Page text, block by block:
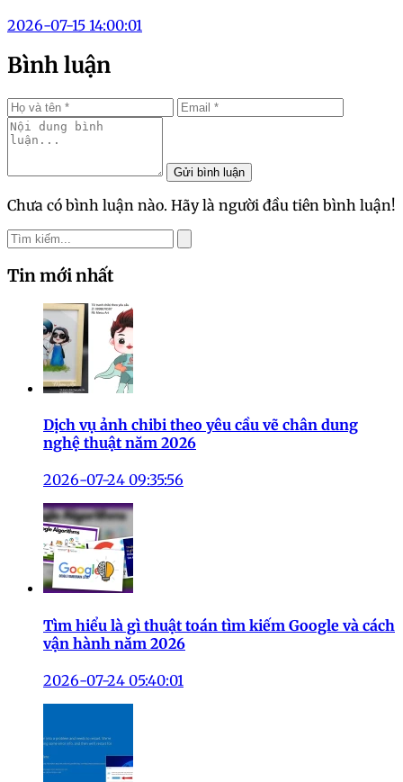
2026-07-15 14:00:01
Bình luận
Gửi bình luận
Chưa có bình luận nào. Hãy là người đầu tiên bình luận!
Tin mới nhất
Dịch vụ ảnh chibi theo yêu cầu vẽ chân dung
nghệ thuật năm 2026
2026-07-24 09:35:56
Tìm hiểu là gì thuật toán tìm kiếm Google và cách
vận hành năm 2026
2026-07-24 05:40:01